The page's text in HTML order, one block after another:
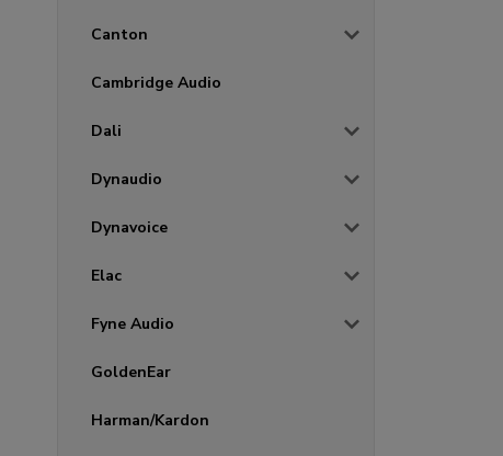
Canton
Cambridge Audio
Dali
Dynaudio
Dynavoice
Elac
Fyne Audio
GoldenEar
Harman/Kardon